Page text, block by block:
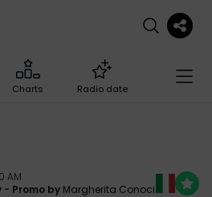
Charts Radio date
AM
- Promo by Margherita Conoci